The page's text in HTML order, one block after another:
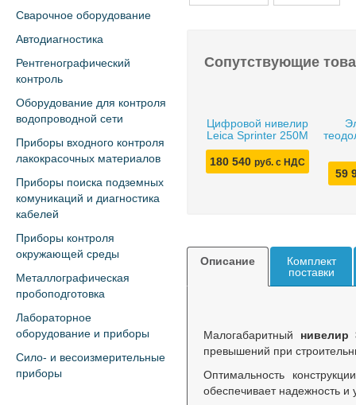
Сварочное оборудование
Автодиагностика
Рентгенографический
контроль
Оборудование для контроля
водопроводной сети
Приборы входного контроля
лакокрасочных материалов
Приборы поиска подземных
комуникаций и диагностика
кабелей
Приборы контроля
окружающей среды
Металлографическая
пробоподготовка
Лабораторное
оборудование и приборы
Сило- и весоизмерительные
приборы
Сопутствующие
Цифровой нивелир
Leica Sprinter 250M
180 540 руб. с НДС
59
Описание
Комплект
поставки
Малогабаритный нивелир
превышений при
Оптимальность
обеспечивает надежность и